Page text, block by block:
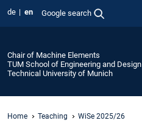
de en Google search
Chair of Machine Elements
TUM School of Engineering and Design
Technical University of Munich
Home Teaching WiSe 2025/26